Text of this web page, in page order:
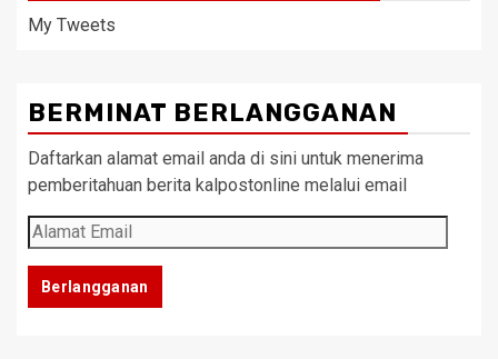
My Tweets
BERMINAT BERLANGGANAN
Daftarkan alamat email anda di sini untuk menerima
pemberitahuan berita kalpostonline melalui email
Alamat
Email
Berlangganan